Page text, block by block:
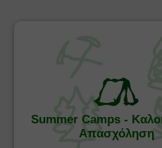
Summer Camps -
Απασχόληση